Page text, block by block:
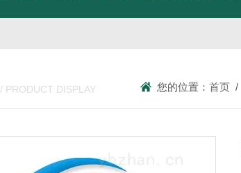
/ PRODUCT DISPLAY 您的位置：首页 /